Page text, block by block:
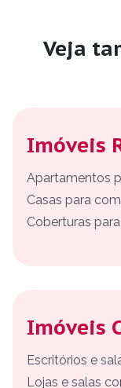
Veja
Imóveis
Apartamentos
Casas para
Coberturas
Imóveis
Escritórios e
Lojas e salas